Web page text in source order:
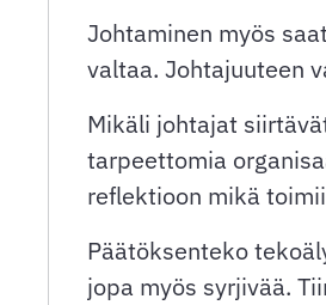
Johtaminen myös
valtaa. Johtajuuteen
Mikäli johtajat
tarpeettomia
reflektioon mikä
Päätöksenteko
jopa myös syrjivää.